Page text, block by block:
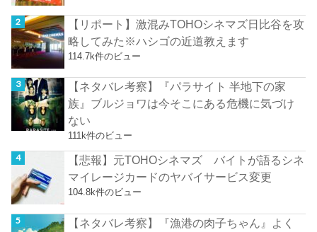
【リポート】激混みTOHOシネマズ日比谷を攻
略してみた※ハシゴの近道教えます
114.7k件のビュー
【ネタバレ考察】『パラサイト 半地下の家
族』ブルジョワは今そこにある危機に気づけ
ない
111k件のビュー
【悲報】元TOHOシネマズ バイトが語るシネ
マイレージカードのヤバイサービス変更
104.8k件のビュー
【ネタバレ考察】『漁港の肉子ちゃん』よく